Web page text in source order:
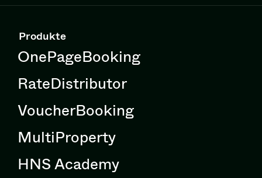
Produkte
OnePageBooking
RateDistributor
VoucherBooking
MultiProperty
HNS Academy